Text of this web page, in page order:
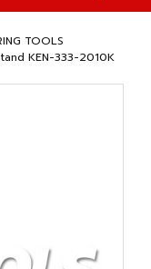
TOOLS
KEN-333-2010K